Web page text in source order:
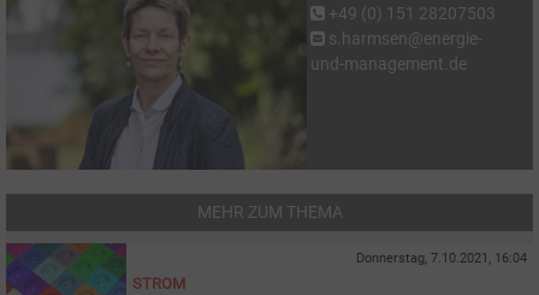
+49 (0) 151 28207503
s.harmsen@energie-
und-management.de
MEHR ZUM THEMA
Donnerstag, 7.10.2021, 16:04
STROM